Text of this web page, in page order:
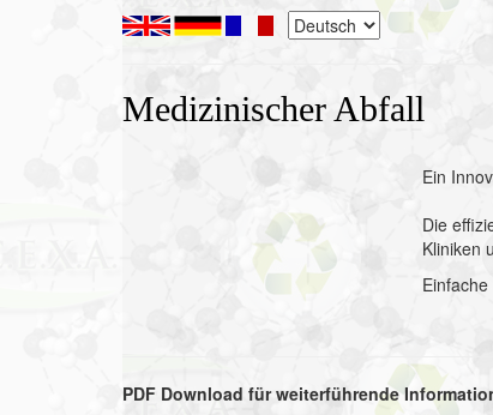
Medizinischer Abfall
Ein
Die
Kliniken
PDF Download für weiterführende